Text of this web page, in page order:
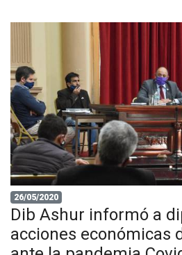
26/05/2020
Dib Ashur informó a
acciones económicas